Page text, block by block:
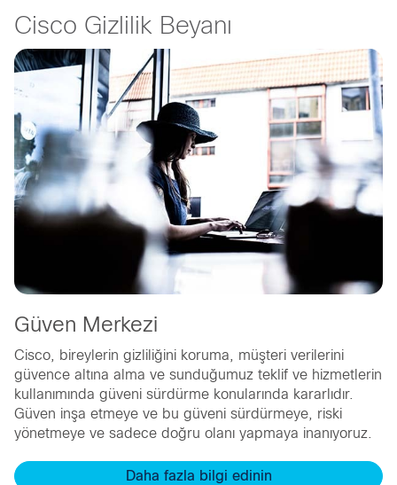
Cisco Gizlilik Beyanı
Güven Merkezi
Cisco, bireylerin gizliliğini koruma, müşteri verilerini
güvence altına alma ve sunduğumuz teklif ve hizmetlerin
kullanımında güveni sürdürme konularında kararlıdır.
Güven inşa etmeye ve bu güveni sürdürmeye, riski
yönetmeye ve sadece doğru olanı yapmaya inanıyoruz.
Daha fazla bilgi edinin